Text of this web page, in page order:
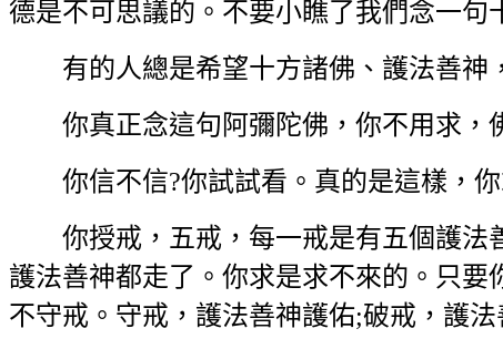
德是不可思議的。不要小瞧了我們念一句
有的人總是希望十方諸佛、護法善神
你真正念這句阿彌陀佛，你不用求，
你信不信?你試試看。真的是這樣，你
你授戒，五戒，每一戒是有五個護法
護法善神都走了。你求是求不來的。只
不守戒。守戒，護法善神護佑;破戒，護法